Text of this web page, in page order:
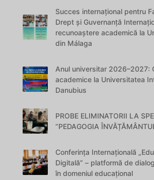
Succes internațional pentru
Drept și Guvernanță
recunoaștere academică la
din Málaga
Anul universitar 2026–2027:
academice la Universitatea
Danubius
PROBE ELIMINATORII LA
“PEDAGOGIA
Conferința Internațională
Digitală” – platformă de
în domeniul educațional